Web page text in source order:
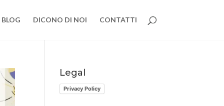
BLOG DICONO DI NOI CONTATTI
Legal
Privacy Policy